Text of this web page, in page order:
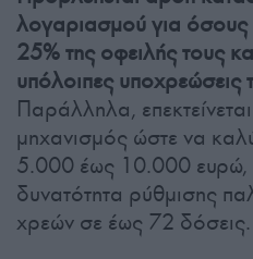
λογαριασμού για όσους
25% της οφειλής τους
υπόλοιπες υποχρεώσεις
Παράλληλα,
μηχανισμός ώστε να
5.000 έως 10.000 ευρώ,
δυνατότητα ρύθμισης
χρεών σε έως 72 δόσεις.